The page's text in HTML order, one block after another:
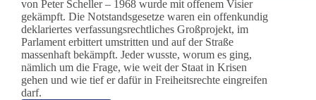
von Peter Scheller – 1968 wurde mit offenem Visier
gekämpft. Die Notstandsgesetze waren ein offenkundig
deklariertes verfassungsrechtliches Großprojekt, im
Parlament erbittert umstritten und auf der Straße
massenhaft bekämpft. Jeder wusste, worum es ging,
nämlich um die Frage, wie weit der Staat in Krisen
gehen und wie tief er dafür in Freiheitsrechte eingreifen
darf.